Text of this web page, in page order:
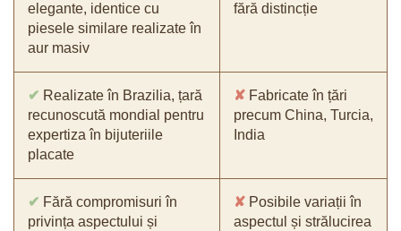
elegante, identice cu
piesele similare realizate în
aur masiv
fără distincție
✔ Realizate în Brazilia, țară
recunoscută mondial pentru
expertiza în bijuteriile
placate
✘ Fabricate în țări
precum China, Turcia,
India
✔ Fără compromisuri în
privința aspectului și
✘ Posibile variații în
aspectul și strălucirea